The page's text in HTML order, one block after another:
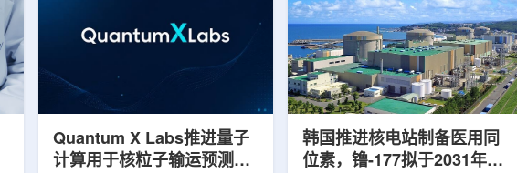
Quantum X Labs推进量子
计算用于核粒子输运预测模
韩国推进核电站制备医用同
位素，镥-177拟于2031年商